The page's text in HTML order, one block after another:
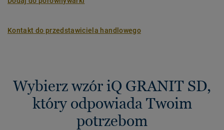
Kontakt do przedstawiciela handlowego
Wybierz wzór iQ GRANIT SD,
który odpowiada Twoim
potrzebom